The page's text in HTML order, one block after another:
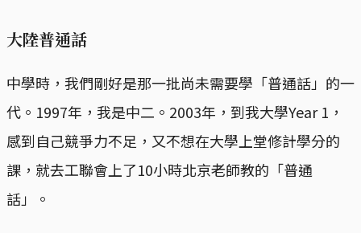
大陸普通話
中學時，我們剛好是那一批尚未需要學「普通話」的一
代。1997年，我是中二。2003年，到我大學Year 1，
感到自己競爭力不足，又不想在大學上堂修計學分的
課，就去工聯會上了10小時北京老師教的「普通
話」。